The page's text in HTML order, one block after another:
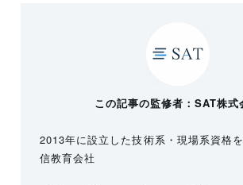
この記事の監修者：SAT株式
2013年に設立した技術系・現場系資格
信教育会社